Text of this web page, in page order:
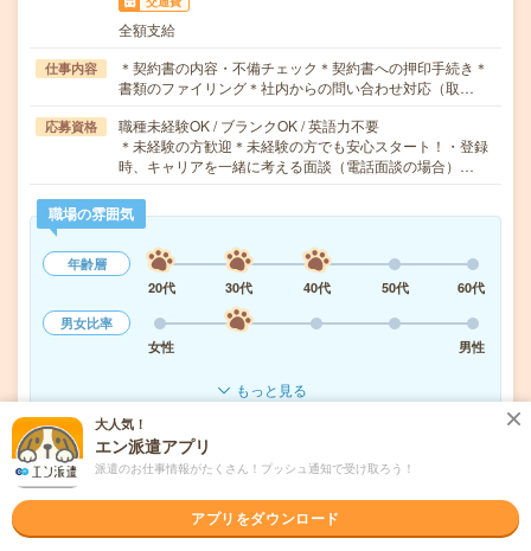
全額支給
仕事内容
＊契約書の内容・不備チェック＊契約書への押印手続き＊
書類のファイリング＊社内からの問い合わせ対応（取…
応募資格
職種未経験OK / ブランクOK / 英語力不要
＊未経験の方歓迎＊未経験の方でも安心スタート！・登録
時、キャリアを一緒に考える面談（電話面談の場合）…
職場の雰囲気
年齢層
20代
30代 40代 50代
60代
男女比率
女性
男性
もっと見る
気になる! 応募へ進む 詳しく見る
派遣会社 パーソルテンプスタッフ株式会社
大人気！
エン派遣アプリ
派遣のお仕事情報がたくさん！プッシュ通知で受け取ろう！
アプリをダウンロード